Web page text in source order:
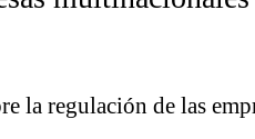
la regulación de las